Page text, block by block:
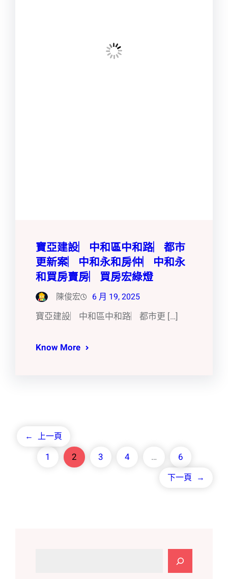
寶亞建設︳中和區中和路︳都市
更新案︳中和永和房仲︳中和永
和買房賣房︳買房宏綠燈
陳俊宏 6 月 19, 2025
寶亞建設︳中和區中和路︳都市更 […]
Know More
← 上一頁
1 2 3 4 … 6
下一頁 →